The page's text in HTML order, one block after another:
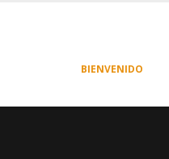
BIENVENIDO